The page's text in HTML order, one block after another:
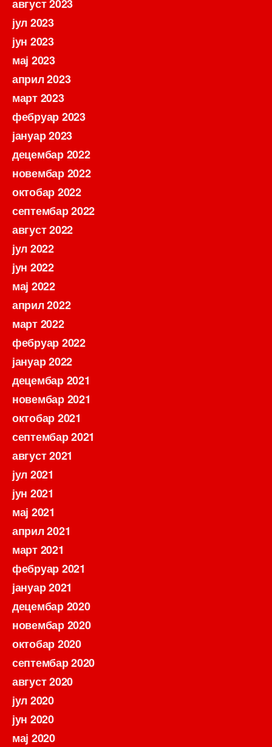
август 2023
јул 2023
јун 2023
мај 2023
април 2023
март 2023
фебруар 2023
јануар 2023
децембар 2022
новембар 2022
октобар 2022
септембар 2022
август 2022
јул 2022
јун 2022
мај 2022
април 2022
март 2022
фебруар 2022
јануар 2022
децембар 2021
новембар 2021
октобар 2021
септембар 2021
август 2021
јул 2021
јун 2021
мај 2021
април 2021
март 2021
фебруар 2021
јануар 2021
децембар 2020
новембар 2020
октобар 2020
септембар 2020
август 2020
јул 2020
јун 2020
мај 2020